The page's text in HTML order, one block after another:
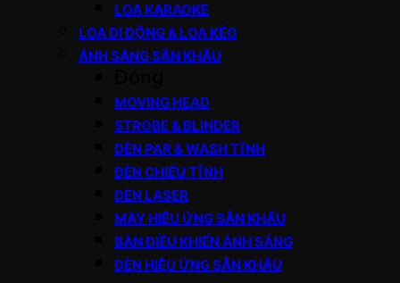
LOA KARAOKE
LOA DI ĐỘNG & LOA KÉO
ÁNH SÁNG SÂN KHẤU
MOVING HEAD
STROBE & BLINDER
ĐÈN PAR & WASH TĨNH
ĐÈN CHIẾU TĨNH
ĐÈN LASER
MÁY HIỆU ỨNG SÂN KHẤU
BÀN ĐIỀU KHIỂN ÁNH SÁNG
ĐÈN HIỆU ỨNG SÂN KHẤU